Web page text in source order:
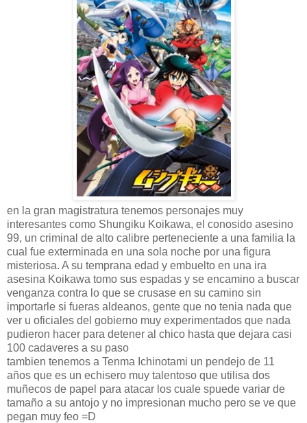
en la gran magistratura tenemos personajes muy
interesantes como Shungiku Koikawa, el conosido asesino
99, un criminal de alto calibre perteneciente a una familia la
cual fue exterminada en una sola noche por una figura
misteriosa. A su temprana edad y embuelto en una ira
asesina Koikawa tomo sus espadas y se encamino a buscar
venganza contra lo que se crusase en su camino sin
importarle si fueras aldeanos, gente que no tenia nada que
ver u oficiales del gobierno muy experimentados que nada
pudieron hacer para detener al chico hasta que dejara casi
100 cadaveres a su paso
tambien tenemos a Tenma Ichinotami un pendejo de 11
años que es un echisero muy talentoso que utilisa dos
muñecos de papel para atacar los cuale spuede variar de
tamaño a su antojo y no impresionan mucho pero se ve que
pegan muy feo =D